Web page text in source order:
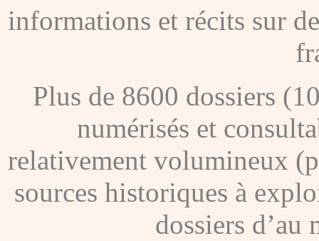
informations et récits sur
Plus de 8600 dossiers
numérisés et
relativement volumineux
sources historiques à
dossiers d’au